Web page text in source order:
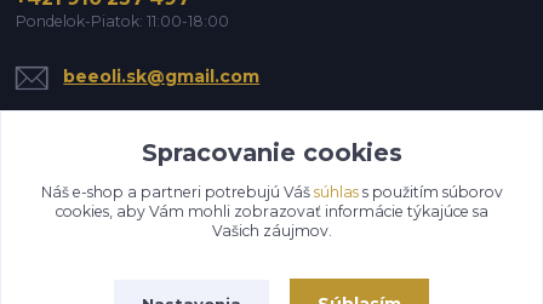
Pondelok-Piatok: 11:00-18:00
beeoli.sk@gmail.com
Spracovanie cookies
Náš e-shop a partneri potrebujú Váš súhlass použitím súborov
cookies, aby Vám mohli zobrazovať informácie týkajúce sa
Vašich záujmov.